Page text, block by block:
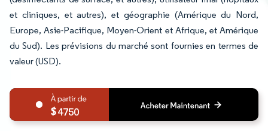
et cliniques, et autres), et géographie (Amérique du Nord,
Europe, Asie-Pacifique, Moyen-Orient et Afrique, et Amérique
du Sud). Les prévisions du marché sont fournies en termes de
valeur (USD).
4750